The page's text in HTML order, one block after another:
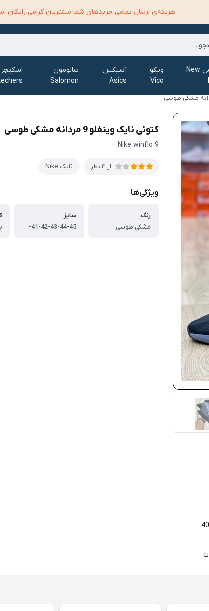
هزینه‌ی ارسال تمامی خرید‌های شما مشتریان گرامی رایگان
نیو بالانس New
ویکو
Vico
آسیکس
Asics
سالومون
Salomon
کتونی نایک وینفلو 9 مردانه مشکی طوسی
Nike winflo 9
از 4 نظر نایک Nike
ویژگی‌ها
رنگ
مشکی طوسی
سایز
40-41-42-43-44-45